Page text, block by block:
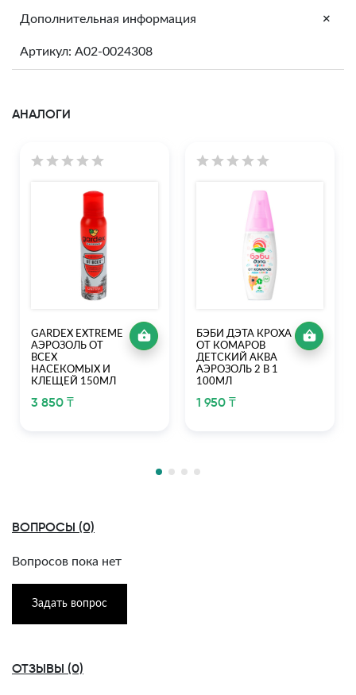
Дополнительная информация +
Артикул: A02-0024308
АНАЛОГИ
GARDEX EXTREME
АЭРОЗОЛЬ ОТ
ВСЕХ
НАСЕКОМЫХ И
КЛЕЩЕЙ 150МЛ
3 850 ₸
БЭБИ ДЭТА КРОХА
ОТ КОМАРОВ
ДЕТСКИЙ АКВА
АЭРОЗОЛЬ 2 В 1
100МЛ
1 950 ₸
ВОПРОСЫ (0)
Вопросов пока нет
Задать вопрос
ОТЗЫВЫ (0)